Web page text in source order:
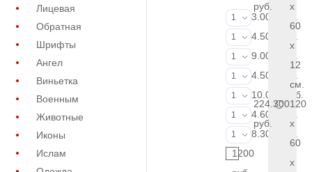
Лицевая
Обратная
Шрифты
Ангел
Виньетка
Военным
Животные
Иконы
Ислам
ФИО и даты
1
3.000 руб.
ФИО и даты
1
4.500 руб.
ФИО и даты
1
9.000 руб.
Портрет
1
4.500 руб.
Портрет
1
10.000 руб.
Фотокерамика
1
4.600 руб.
Фото на
1
8.300 руб.
1200
руб.
x
60
x
12
см.
224.300
руб.
120
x
60
x